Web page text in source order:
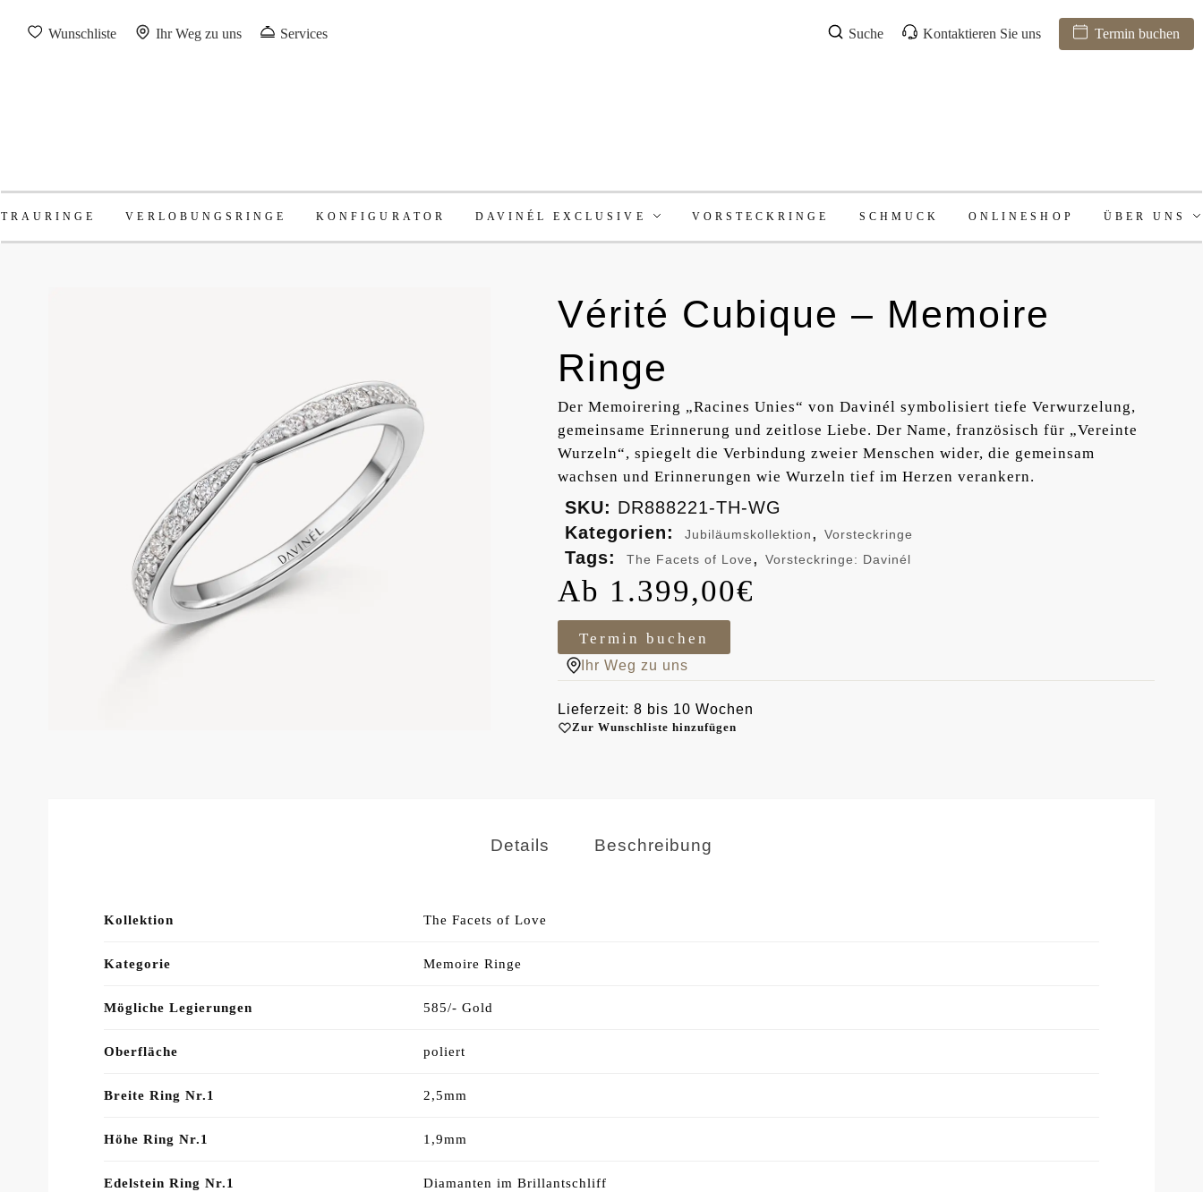
Wunschliste Ihr Weg zu uns Services Suche Kontaktieren Sie uns Termin buchen
TRAURINGE VERLOBUNGSRINGE KONFIGURATOR DAVINÉL EXCLUSIVE VORSTECKRINGE SCHMUCK ONLINESHOP ÜBER UNS
Vérité Cubique – Memoire
Ringe
Der Memoirering „Racines Unies“ von Davinél symbolisiert tiefe Verwurzelung,
gemeinsame Erinnerung und zeitlose Liebe. Der Name, französisch für „Vereinte
Wurzeln“, spiegelt die Verbindung zweier Menschen wider, die gemeinsam
wachsen und Erinnerungen wie Wurzeln tief im Herzen verankern.
SKU: DR888221-TH-WG
Kategorien:
Jubiläumskollektion, Vorsteckringe
Tags: The Facets of Love, Vorsteckringe: Davinél
1.399,00€
Termin buchen
Ihr Weg zu uns
Lieferzeit: 8 bis 10 Wochen
Zur Wunschliste hinzufügen
Details Beschreibung
Kollektion The Facets of Love
Kategorie Memoire Ringe
Mögliche Legierungen 585/- Gold
Oberfläche poliert
Breite Ring Nr.1 2,5mm
Höhe Ring Nr.1 1,9mm
Edelstein Ring Nr.1 Diamanten im Brillantschliff